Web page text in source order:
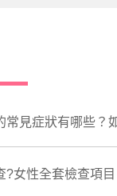
常見症狀有哪些？
?女性全套檢查項